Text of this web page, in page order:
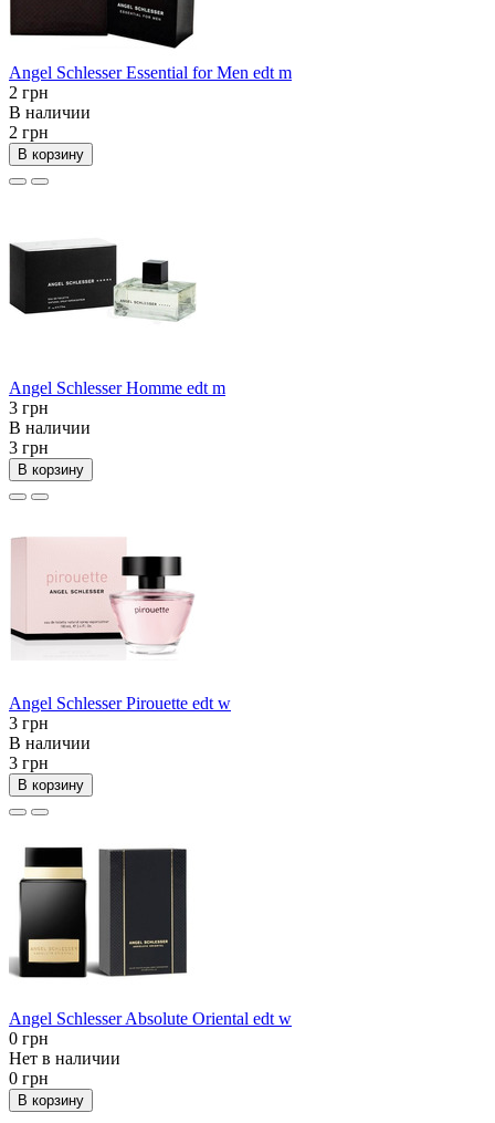
Angel Schlesser Essential for Men edt m
2 грн
В наличии
2 грн
В корзину
Angel Schlesser Homme edt m
3 грн
В наличии
3 грн
В корзину
Angel Schlesser Pirouette edt w
3 грн
В наличии
3 грн
В корзину
Angel Schlesser Absolute Oriental edt w
0 грн
Нет в наличии
0 грн
В корзину